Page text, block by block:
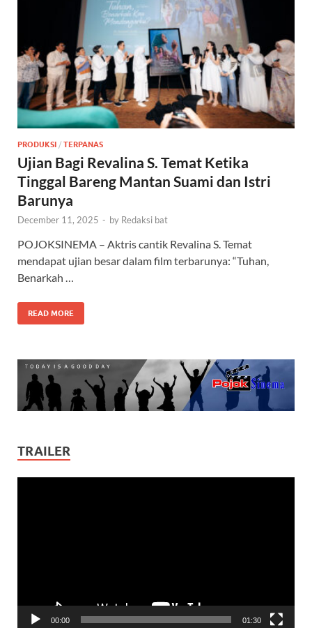
PRODUKSI / TERPANAS
Ujian Bagi Revalina S. Temat Ketika
Tinggal Bareng Mantan Suami dan Istri
Barunya
December 11, 2025 - by Redaksi bat
POJOKSINEMA – Aktris cantik Revalina S. Temat
mendapat ujian besar dalam film terbarunya: “Tuhan,
Benarkah …
READ MORE
TRAILER
00:00 01:30